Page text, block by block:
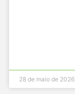
28 de maio de 2026